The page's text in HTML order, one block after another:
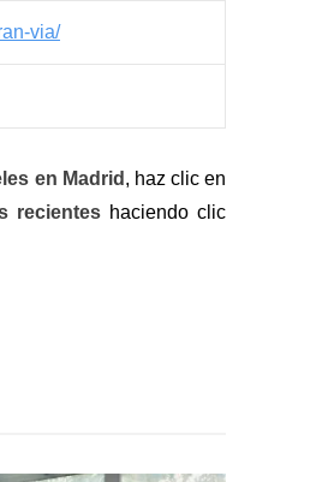
via/
en Madrid , haz clic en
recientes haciendo clic